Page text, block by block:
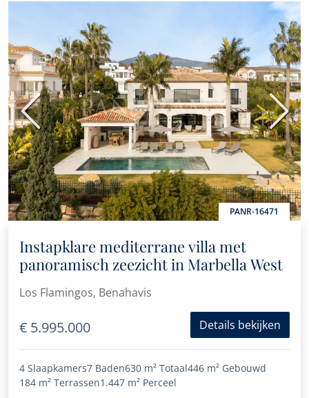
PANR-16471
Vorige
Instapklare mediterrane villa met
panoramisch zeezicht in Marbella West
Los Flamingos, Benahavis
€ 5.995.000 Details bekijken
4 Slaapkamers7 Baden630 m² Totaal446 m² Gebouwd
184 m² Terrassen1.447 m² Perceel